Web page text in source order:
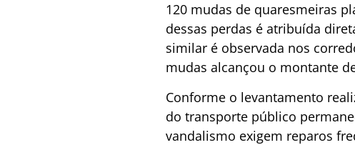
120 mudas de quaresmeiras
dessas perdas é atribuída
similar é observada nos
mudas alcançou o montante
Conforme o levantamento
do transporte público
vandalismo exigem reparos